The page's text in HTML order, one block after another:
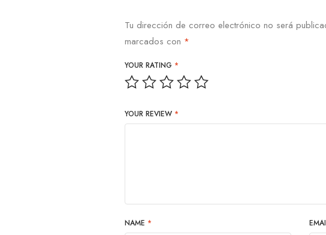
Tu dirección de correo electrónico no será
marcados con *
YOUR RATING *
YOUR REVIEW *
NAME *